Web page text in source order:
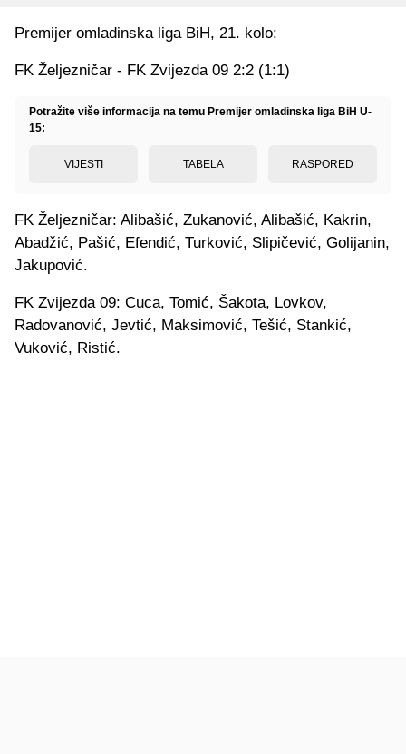
Premijer omladinska liga BiH, 21. kolo:
FK Željezničar - FK Zvijezda 09 2:2 (1:1)
Potražite više informacija na temu Premijer omladinska liga BiH U-
15:
VIJESTI TABELA RASPORED
FK Željezničar: Alibašić, Zukanović, Alibašić, Kakrin,
Abadžić, Pašić, Efendić, Turković, Slipičević, Golijanin,
Jakupović.
FK Zvijezda 09: Cuca, Tomić, Šakota, Lovkov,
Radovanović, Jevtić, Maksimović, Tešić, Stankić,
Vuković, Ristić.